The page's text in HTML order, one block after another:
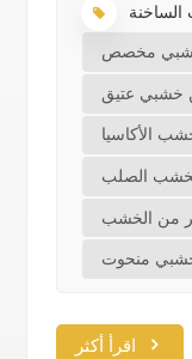
مخصص
خشبي عتيق
الأكاسيا
الصلب
من الخشب
منحوت
اقرأ أكثر